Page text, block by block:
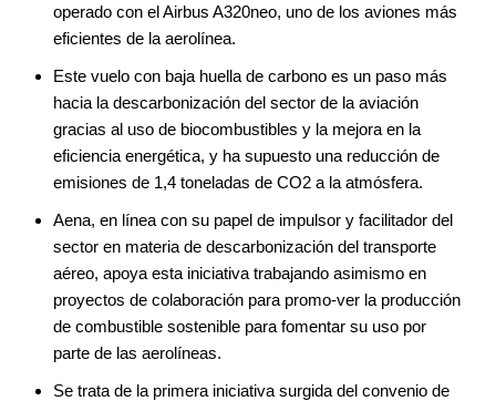
operado con el Airbus A320neo, uno de los aviones más
eficientes de la aerolínea.
Este vuelo con baja huella de carbono es un paso más
hacia la descarbonización del sector de la aviación
gracias al uso de biocombustibles y la mejora en la
eficiencia energética, y ha supuesto una reducción de
emisiones de 1,4 toneladas de CO2 a la atmósfera.
Aena, en línea con su papel de impulsor y facilitador del
sector en materia de descarbonización del transporte
aéreo, apoya esta iniciativa trabajando asimismo en
proyectos de colaboración para promo-ver la producción
de combustible sostenible para fomentar su uso por
parte de las aerolíneas.
Se trata de la primera iniciativa surgida del convenio de